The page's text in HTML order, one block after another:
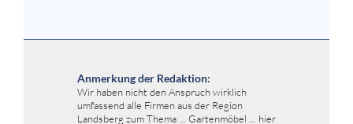
Anmerkung der Redaktion:
Wir haben nicht den Anspruch wirklich
umfassend alle Firmen aus der Region
Landsberg zum Thema ... Gartenmöbel ... hier